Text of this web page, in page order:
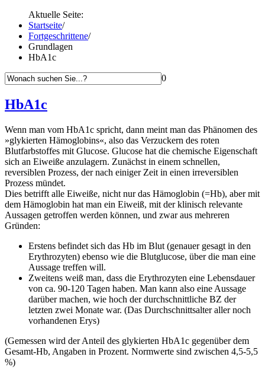
Aktuelle Seite:
Startseite/
Fortgeschrittene/
Grundlagen
HbA1c
0
HbA1c
Wenn man vom HbA1c spricht, dann meint man das Phänomen des
»glykierten Hämoglobins«, also das Verzuckern des roten
Blutfarbstoffes mit Glucose. Glucose hat die chemische Eigenschaft
sich an Eiweiße anzulagern. Zunächst in einem schnellen,
reversiblen Prozess, der nach einiger Zeit in einen irreversiblen
Prozess mündet.
Dies betrifft alle Eiweiße, nicht nur das Hämoglobin (=Hb), aber mit
dem Hämoglobin hat man ein Eiweiß, mit der klinisch relevante
Aussagen getroffen werden können, und zwar aus mehreren
Gründen:
Erstens befindet sich das Hb im Blut (genauer gesagt in den
Erythrozyten) ebenso wie die Blutglucose, über die man eine
Aussage treffen will.
Zweitens weiß man, dass die Erythrozyten eine Lebensdauer
von ca. 90-120 Tagen haben. Man kann also eine Aussage
darüber machen, wie hoch der durchschnittliche BZ der
letzten zwei Monate war. (Das Durchschnittsalter aller noch
vorhandenen Erys)
(Gemessen wird der Anteil des glykierten HbA1c gegenüber dem
Gesamt-Hb, Angaben in Prozent. Normwerte sind zwischen 4,5-5,5
%)